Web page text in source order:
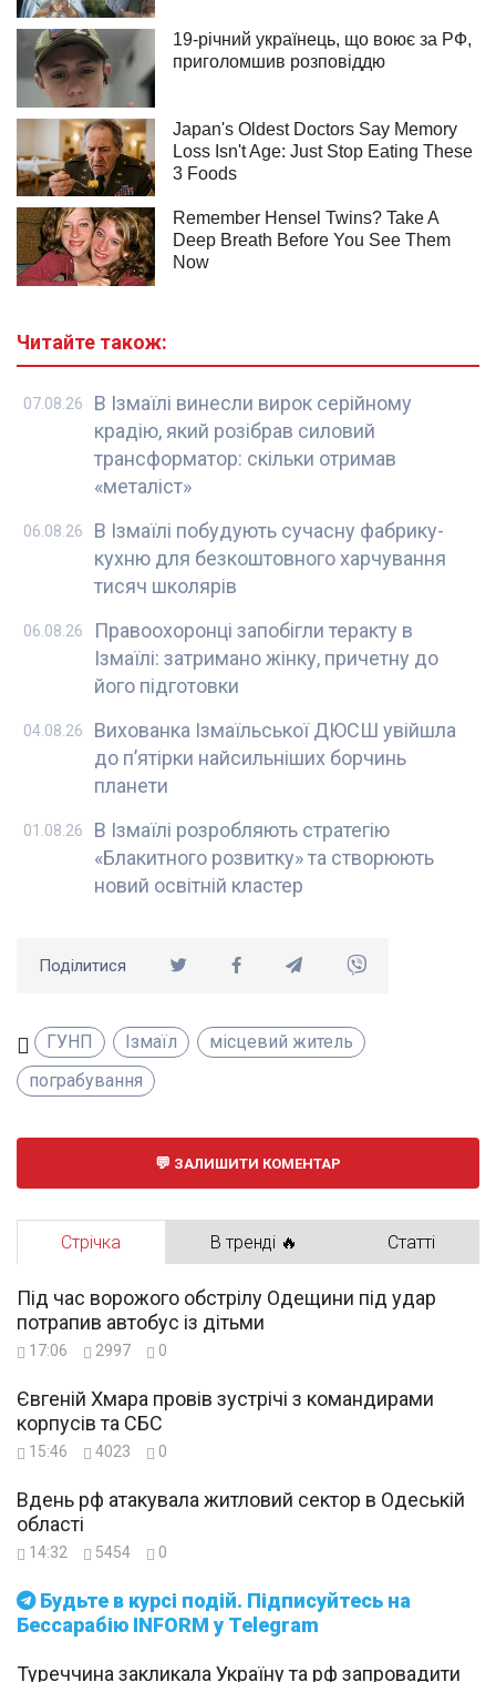
Читайте також:
В Ізмаїлі винесли вирок серійному
крадію, який розібрав силовий
трансформатор: скільки отримав
«металіст»
07.08.26
В Ізмаїлі побудують сучасну фабрику-
кухню для безкоштовного харчування
тисяч школярів
06.08.26
Правоохоронці запобігли теракту в
Ізмаїлі: затримано жінку, причетну до
його підготовки
06.08.26
Вихованка Ізмаїльської ДЮСШ увійшла
до п’ятірки найсильніших борчинь
планети
04.08.26
В Ізмаїлі розробляють стратегію
«Блакитного розвитку» та створюють
новий освітній кластер
01.08.26
Поділитися
ГУНП Ізмаїл
місцевий житель
пограбування
ЗАЛИШИТИ КОМЕНТАР
Стрічка В тренді 🔥 Статті
Будьте в курсі подій. Підписуйтесь на
Бессарабію INFORM у Telegram
Під час ворожого обстрілу Одещини під удар
потрапив автобус із дітьми
17:06 2997 0
Євгеній Хмара провів зустрічі з командирами
корпусів та СБС
15:46 4023 0
Вдень рф атакувала житловий сектор в Одеській
області
14:32 5454 0
Туреччина закликала Україну та рф запровадити